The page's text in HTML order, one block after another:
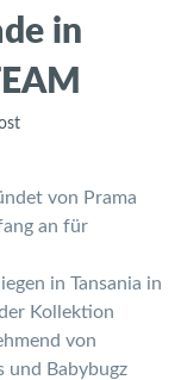
in
von Prama
an für
in Tansania in
Kollektion
von
und Babybugz